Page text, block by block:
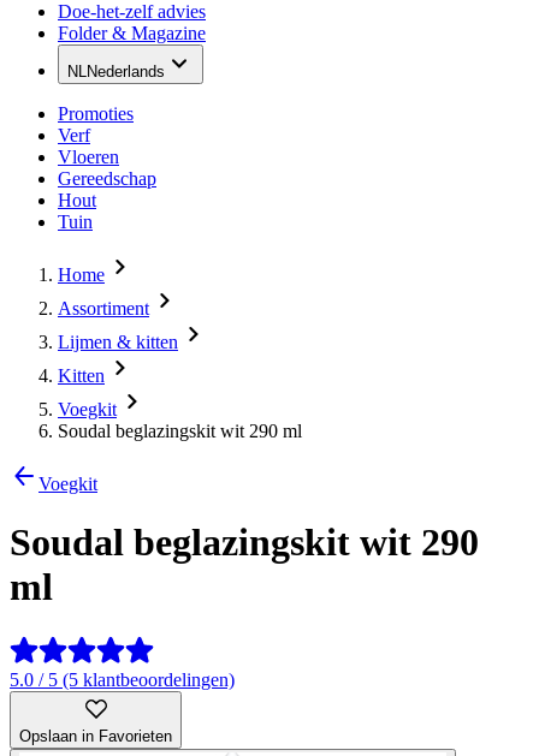
Doe-het-zelf advies
Folder & Magazine
NLNederlands
Promoties
Verf
Vloeren
Gereedschap
Hout
Tuin
Home
Assortiment
Lijmen & kitten
Kitten
Voegkit
Soudal beglazingskit wit 290 ml
Voegkit
Soudal beglazingskit wit 290
ml
5.0 / 5 (5 klantbeoordelingen)
Opslaan in Favorieten